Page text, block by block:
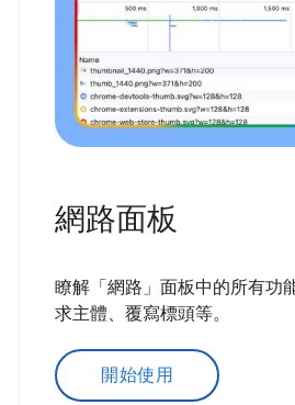
網路面板
瞭解「網路」面板中的所有功
求主體、覆寫標頭等。
開始使用